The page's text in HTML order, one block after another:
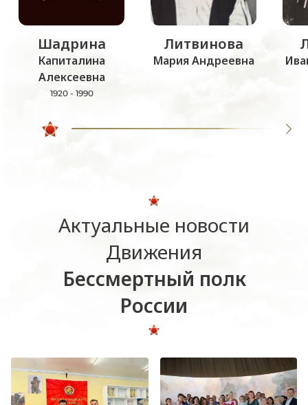
Шадрина
Капиталина
Алексеевна
1920 - 1990
Литвинова
Мария Андреевна
Актуальные новости
Движения
Бессмертный полк
России